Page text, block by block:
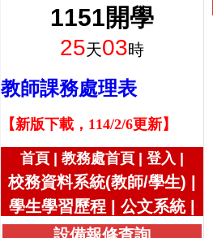
1151開學
25天03時
教師課務處理表
【新版下載，114/2/6更新】
首頁| 教務處首頁| 登入 |
校務資料系統(教師/學生)
學生學習歷程| 公文系統|